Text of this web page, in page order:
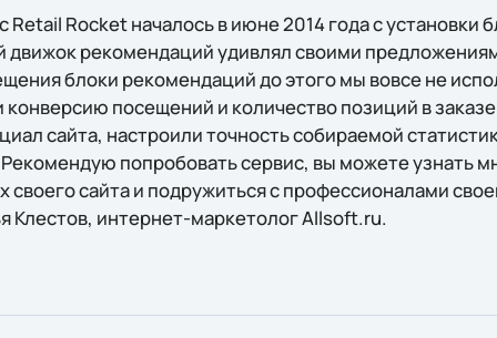
Retail Rocket началось в июне 2014 года с установки
движок рекомендаций удивлял своими
блоки рекомендаций до этого мы вовсе не
посещений и количество позиций в
сайта, настроили точность собираемой
попробовать сервис, вы можете узнать
своего сайта и подружиться с профессионалами
Клестов, интернет-маркетолог Allsoft.ru.